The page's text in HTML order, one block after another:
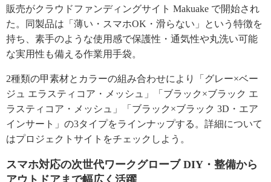
販売がクラウドファンディングサイト Makuake で開始され
た。同製品は「薄い・スマホOK・滑らない」という特徴を
持ち、素手のような使用感で保護性・通気性や丸洗い可能
な実用性も備える作業用手袋。
2種類の甲素材とカラーの組み合わせにより「グレー×ベー
ジュ エラスティコア・メッシュ」「ブラック×ブラック エ
ラスティコア・メッシュ」「ブラック×ブラック 3D・エア
インサート」の3タイプをラインナップする。詳細について
はプロジェクトサイトをチェックしよう。
スマホ対応の次世代ワークグローブ DIY・整備から
アウトドアまで幅広く活躍